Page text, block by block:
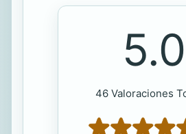
5.0
46 Valoraciones